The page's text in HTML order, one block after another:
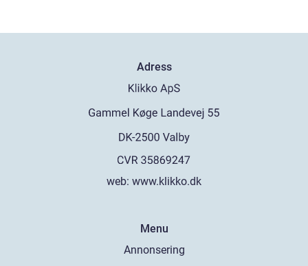
Adress
web: www.klikko.dk
Menu
Annonsering